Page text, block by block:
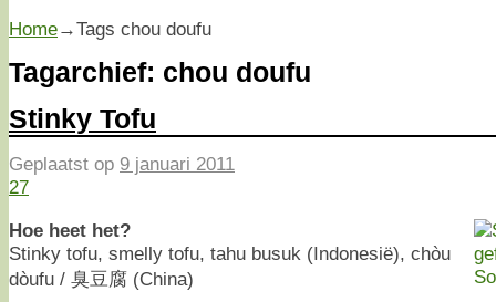
Home→Tags chou doufu
Tagarchief: chou doufu
Stinky Tofu
Geplaatst op 9 januari 2011
27
Hoe heet het?
Stinky tofu, smelly tofu, tahu busuk (Indonesië), chòu
dòufu / 臭豆腐 (China)